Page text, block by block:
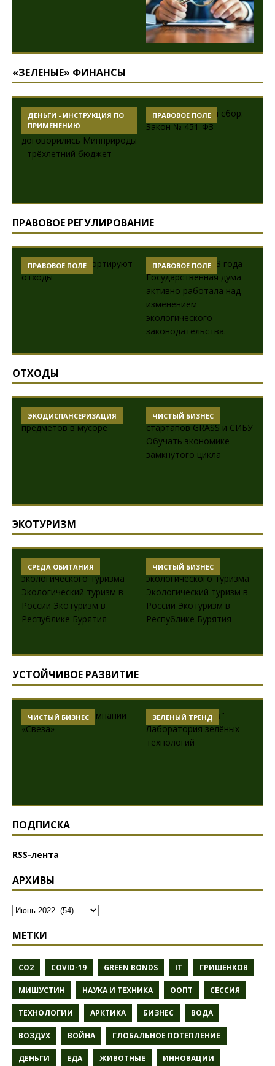
«ЗЕЛЕНЫЕ» ФИНАНСЫ
ДЕНЬГИ - ИНСТРУКЦИЯ ПО
ПРИМЕНЕНИЮ
ПРАВОВОЕ ПОЛЕ
ПРАВОВОЕ РЕГУЛИРОВАНИЕ
ПРАВОВОЕ ПОЛЕ ПРАВОВОЕ ПОЛЕ
ОТХОДЫ
ЭКОДИСПАНСЕРИЗАЦИЯ ЧИСТЫЙ БИЗНЕС
ЭКОТУРИЗМ
СРЕДА ОБИТАНИЯ ЧИСТЫЙ БИЗНЕС
УСТОЙЧИВОЕ РАЗВИТИЕ
ЧИСТЫЙ БИЗНЕС ЗЕЛЕНЫЙ ТРЕНД
ПОДПИСКА
RSS-лента
АРХИВЫ
МЕТКИ
CO2 COVID-19 GREEN BONDS IT ГРИШЕНКОВ
МИШУСТИН НАУКА И ТЕХНИКА ООПТ СЕССИЯ
ТЕХНОЛОГИИ АРКТИКА БИЗНЕС ВОДА
ВОЗДУХ ВОЙНА ГЛОБАЛЬНОЕ ПОТЕПЛЕНИЕ
ДЕНЬГИ ЕДА ЖИВОТНЫЕ ИННОВАЦИИ